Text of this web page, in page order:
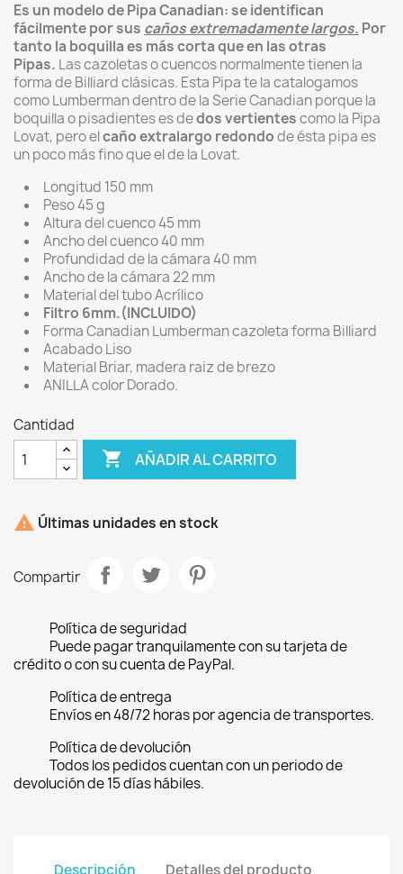
Es un modelo de Pipa Canadian: se identifican
fácilmente por sus caños extremadamente largos. Por
tanto la boquilla es más corta que en las otras
Pipas. Las cazoletas o cuencos normalmente tienen la
forma de Billiard clásicas. Esta Pipa te la catalogamos
como Lumberman dentro de la Serie Canadian porque la
boquilla o pisadientes es dedos vertientescomo la Pipa
Lovat, pero elcaño extralargo redondode ésta pipa es
un poco más fino que el de la Lovat.
Longitud 150 mm
Peso 45 g
Altura del cuenco 45 mm
Ancho del cuenco 40 mm
Profundidad de la cámara 40 mm
Ancho de la cámara 22 mm
Material del tubo Acrílico
Filtro 6mm.(INCLUIDO)
Forma Canadian Lumberman cazoleta forma Billiard
Acabado Liso
Material Briar, madera raiz de brezo
ANILLA color Dorado.
Cantidad
 AÑADIR AL CARRITO
 Últimas unidades en stock
Compartir
Política de seguridad
Puede pagar tranquilamente con su tarjeta de
crédito o con su cuenta de PayPal.
Política de entrega
Envíos en 48/72 horas por agencia de transportes.
Política de devolución
Todos los pedidos cuentan con un periodo de
devolución de 15 días hábiles.
Descripción Detalles del producto